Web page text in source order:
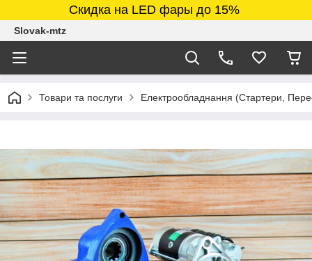
Скидка на LED фары до 15%
Slovak-mtz
Товари та послуги Електрообладнання (Стартери,